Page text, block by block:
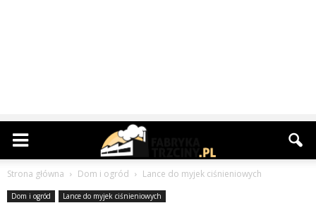
Strona główna Dom i ogród Lance do myjek ciśnieniowych
Dom i ogród Lance do myjek ciśnieniowych